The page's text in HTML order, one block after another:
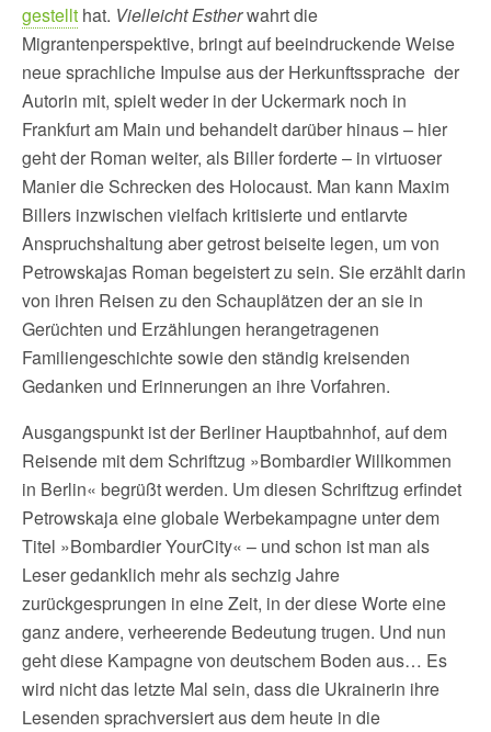
gestellt hat. Vielleicht Estherwahrt die
Migrantenperspektive, bringt auf beeindruckende Weise
neue sprachliche Impulse aus der Herkunftssprache der
Autorin mit, spielt weder in der Uckermark noch in
Frankfurt am Main und behandelt darüber hinaus – hier
geht der Roman weiter, als Biller forderte – in virtuoser
Manier die Schrecken des Holocaust. Man kann Maxim
Billers inzwischen vielfach kritisierte und entlarvte
Anspruchshaltung aber getrost beiseite legen, um von
Petrowskajas Roman begeistert zu sein. Sie erzählt darin
von ihren Reisen zu den Schauplätzen der an sie in
Gerüchten und Erzählungen herangetragenen
Familiengeschichte sowie den ständig kreisenden
Gedanken und Erinnerungen an ihre Vorfahren.
Ausgangspunkt ist der Berliner Hauptbahnhof, auf dem
Reisende mit dem Schriftzug »Bombardier Willkommen
in Berlin« begrüßt werden. Um diesen Schriftzug erfindet
Petrowskaja eine globale Werbekampagne unter dem
Titel »Bombardier YourCity« – und schon ist man als
Leser gedanklich mehr als sechzig Jahre
zurückgesprungen in eine Zeit, in der diese Worte eine
ganz andere, verheerende Bedeutung trugen. Und nun
geht diese Kampagne von deutschem Boden aus… Es
wird nicht das letzte Mal sein, dass die Ukrainerin ihre
Lesenden sprachversiert aus dem heute in die